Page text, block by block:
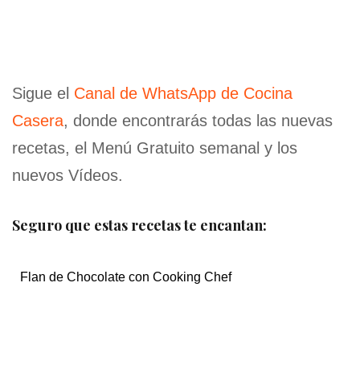
Sigue el Canal de WhatsApp de Cocina
Casera, donde encontrarás todas las nuevas
recetas, el Menú Gratuito semanal y los
nuevos Vídeos.
Seguro que estas recetas te encantan:
Flan de Chocolate con Cooking Chef